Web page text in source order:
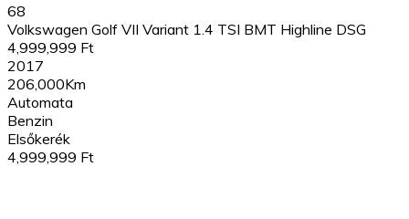
68
Volkswagen Golf VII Variant 1.4 TSI BMT Highline DSG
4,999,999 Ft
2017
206,000Km
Automata
Benzin
Elsőkerék
4,999,999 Ft